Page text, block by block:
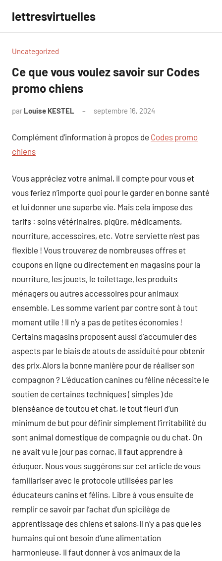
contenu
lettresvirtuelles
Uncategorized
Ce que vous voulez savoir sur Codes
promo chiens
par Louise KESTEL septembre 16, 2024
Complément d’information à propos de Codes promo
chiens
Vous appréciez votre animal, il compte pour vous et
vous feriez n’importe quoi pour le garder en bonne santé
et lui donner une superbe vie. Mais cela impose des
tarifs : soins vétérinaires, piqûre, médicaments,
nourriture, accessoires, etc. Votre serviette n’est pas
flexible ! Vous trouverez de nombreuses offres et
coupons en ligne ou directement en magasins pour la
nourriture, les jouets, le toilettage, les produits
ménagers ou autres accessoires pour animaux
ensemble. Les somme varient par contre sont à tout
moment utile ! Il n’y a pas de petites économies !
Certains magasins proposent aussi d’accumuler des
aspects par le biais de atouts de assiduité pour obtenir
des prix.Alors la bonne manière pour de réaliser son
compagnon ? L’éducation canines ou féline nécessite le
soutien de certaines techniques ( simples ) de
bienséance de toutou et chat, le tout fleuri d’un
minimum de but pour définir simplement l’irritabilité du
sont animal domestique de compagnie ou du chat. On
ne avait vu le jour pas cornac, il faut apprendre à
éduquer. Nous vous suggérons sur cet article de vous
familiariser avec le protocole utilisées par les
éducateurs canins et félins. Libre à vous ensuite de
remplir ce savoir par l’achat d’un spicilège de
apprentissage des chiens et salons.Il n’y a pas que les
humains qui ont besoin d’une alimentation
harmonieuse. Il faut donner à vos animaux de la